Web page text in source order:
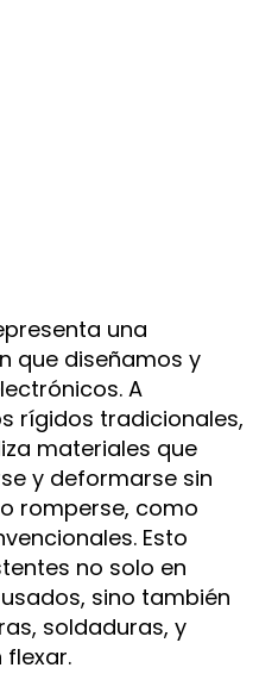
una
que diseñamos y
A
rígidos tradicionales,
materiales que
y deformarse sin
romperse, como
Esto
no solo en
sino también
soldaduras, y